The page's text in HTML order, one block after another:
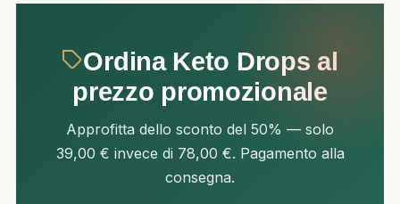
Ordina Keto Drops al
prezzo promozionale
Approfitta dello sconto del 50% — solo
39,00 € invece di 78,00 €. Pagamento alla
consegna.